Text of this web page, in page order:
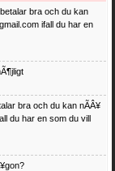
betalar bra och du kan
ifall du har en
bra och du kan nÃÂ¥
du har en som du vill